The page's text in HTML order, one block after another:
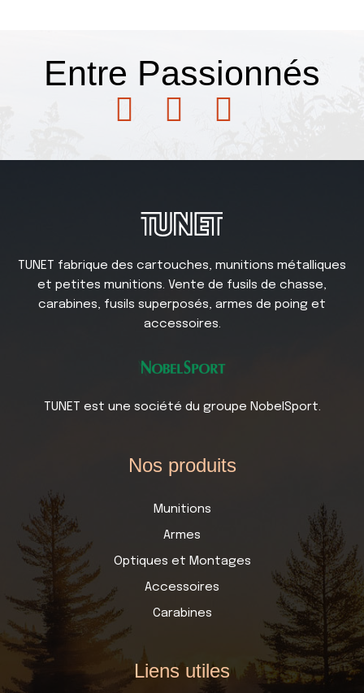
Entre Passionnés
TUNET fabrique des cartouches, munitions métalliques
et petites munitions. Vente de fusils de chasse,
carabines, fusils superposés, armes de poing et
accessoires.
TUNET est une société du groupe NobelSport.
Nos produits
Munitions
Armes
Optiques et Montages
Accessoires
Carabines
Liens utiles